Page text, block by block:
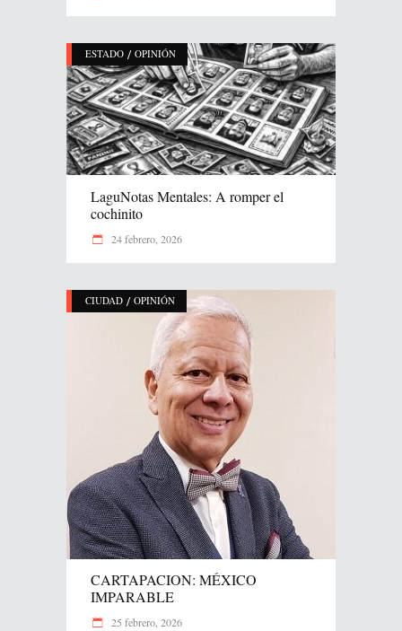
ESTADO / OPINIÓN
LaguNotas Mentales: A romper el
cochinito
24 febrero, 2026
CIUDAD / OPINIÓN
CARTAPACION: MÉXICO
IMPARABLE
25 febrero, 2026